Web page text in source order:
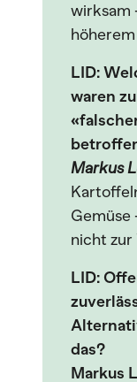
wirksam
LID:
waren
Markus
Gemüse
nicht zur
LID:
das?
Markus